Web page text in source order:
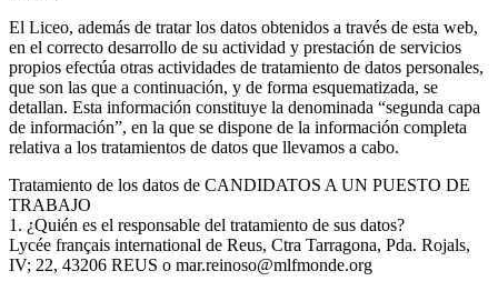
El Liceo, además de tratar los datos obtenidos a través de esta web,
en el correcto desarrollo de su actividad y prestación de servicios
propios efectúa otras actividades de tratamiento de datos personales,
que son las que a continuación, y de forma esquematizada, se
detallan. Esta información constituye la denominada “segunda capa
de información”, en la que se dispone de la información completa
relativa a los tratamientos de datos que llevamos a cabo.
Tratamiento de los datos de CANDIDATOS A UN PUESTO DE
TRABAJO
1. ¿Quién es el responsable del tratamiento de sus datos?
Lycée français international de Reus, Ctra Tarragona, Pda. Rojals,
IV; 22, 43206 REUS o mar.reinoso@mlfmonde.org